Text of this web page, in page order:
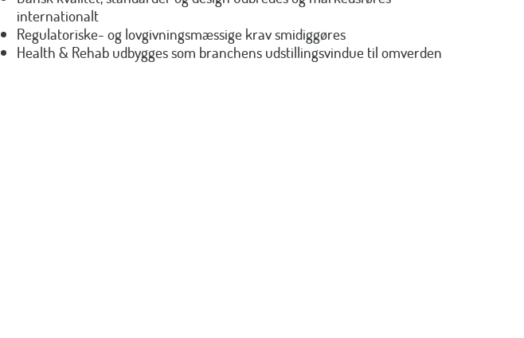
internationalt
Regulatoriske- og lovgivningsmæssige krav smidiggøres
Health & Rehab udbygges som branchens udstillingsvindue til omverden